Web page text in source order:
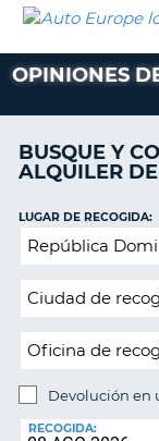
ALQUILER
COCHES
AUTO
EUROPE
ALQUILER
COCHES
AUTOCARAVANAS
COLABORADORES
AYUDA
MI
RESERVA
ESPAÑA
OPINIONES
BUSQUE Y
ALQUILER
Devolución
una
LUGAR DE RECOGIDA:
Devolución en
DERECOGIDA: